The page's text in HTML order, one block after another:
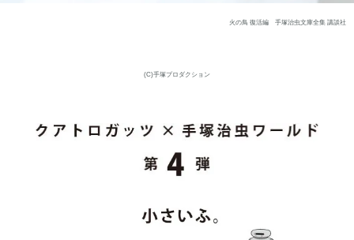
火の鳥 復活編 手塚治虫文庫全集 講談社
(C)手塚プロダクション